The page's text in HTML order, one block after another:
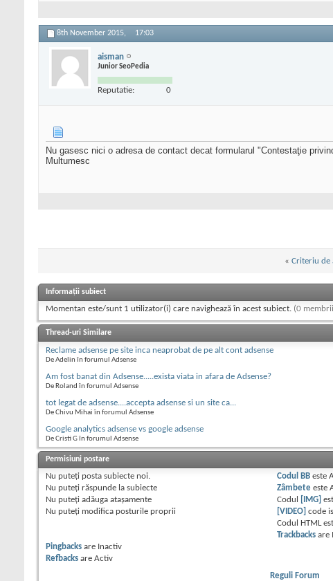
8th November 2015, 17:03
aisman
Junior SeoPedia
Reputatie: 0
Nu gasesc nici o adresa de contact decat formularul "Contestaţie
Multumesc
« Criteriu de
Informații subiect
Momentan este/sunt 1 utilizator(i) care navighează în acest subiect. (0
Thread-uri Similare
Reclame adsense pe site inca neaprobat de pe alt cont adsense
De Adelin în forumul Adsense
Am fost banat din Adsense.....exista viata in afara de Adsense?
De Roland în forumul Adsense
tot legat de adsense....accepta adsense si un site ca...
De Chivu Mihai în forumul Adsense
Google analytics adsense vs google adsense
De Cristi G în forumul Adsense
Permisiuni postare
Nu puteţi posta subiecte noi.
Nu puteţi răspunde la subiecte
Nu puteţi adăuga ataşamente
Nu puteţi modifica posturile proprii
Codul BB este
Zâmbete este
Codul
[IMG]
[VIDEO] code
Codul HTML
Trackbacks are
Pingbacks are Inactiv
Refbacks are Activ
Reguli Forum